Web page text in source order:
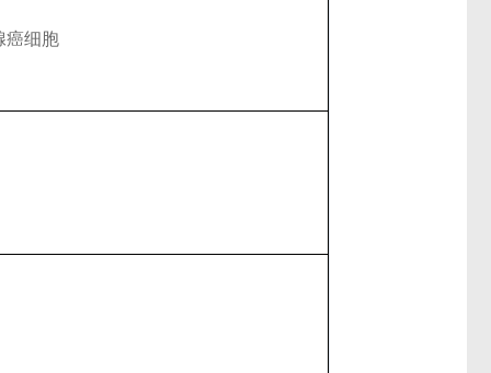
癌细胞